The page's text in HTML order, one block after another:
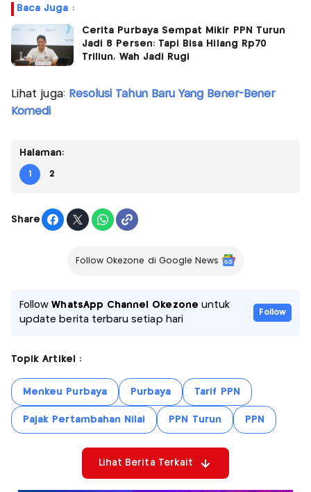
Baca Juga :
Cerita Purbaya Sempat Mikir PPN Turun
Jadi 8 Persen: Tapi Bisa Hilang Rp70
Triliun, Wah Jadi Rugi
Lihat juga: Resolusi Tahun Baru Yang Bener-Bener
Komedi
Halaman:
1 2
Share
Follow Okezone di Google News
FollowWhatsApp Channel Okezone untuk
update berita terbaru setiap hari
Follow
Topik Artikel :
Menkeu Purbaya Purbaya Tarif PPN
Pajak Pertambahan Nilai PPN Turun PPN
Lihat Berita Terkait